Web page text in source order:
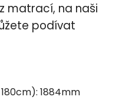
matrací, na naši
podívat
1884mm